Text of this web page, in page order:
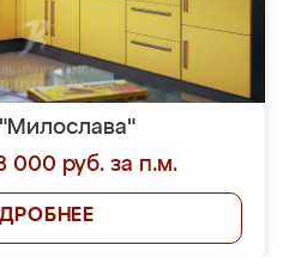
000 руб. за п.м.